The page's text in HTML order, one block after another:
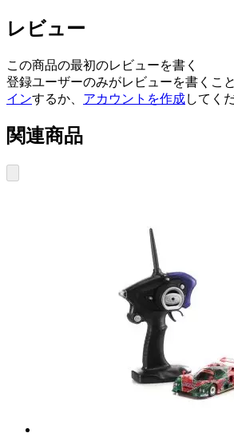
レビュー
この商品の最初のレビューを書く
登録ユーザーのみがレビューを書くこ
インするか、 アカウントを作成してく
関連商品